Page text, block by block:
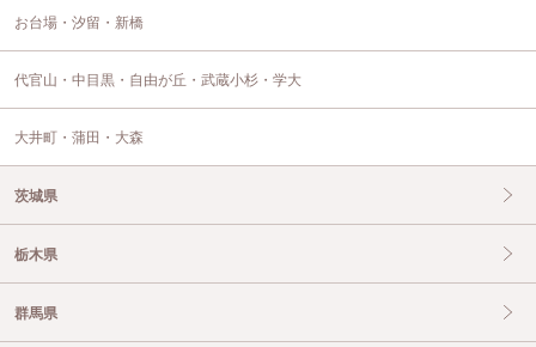
お台場・汐留・新橋
代官山・中目黒・自由が丘・武蔵小杉・学大
大井町・蒲田・大森
茨城県
栃木県
群馬県